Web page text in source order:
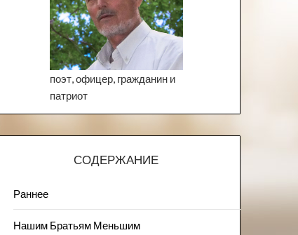
поэт, офицер, гражданин и
патриот
СОДЕРЖАНИЕ
Раннее
Нашим Братьям Меньшим